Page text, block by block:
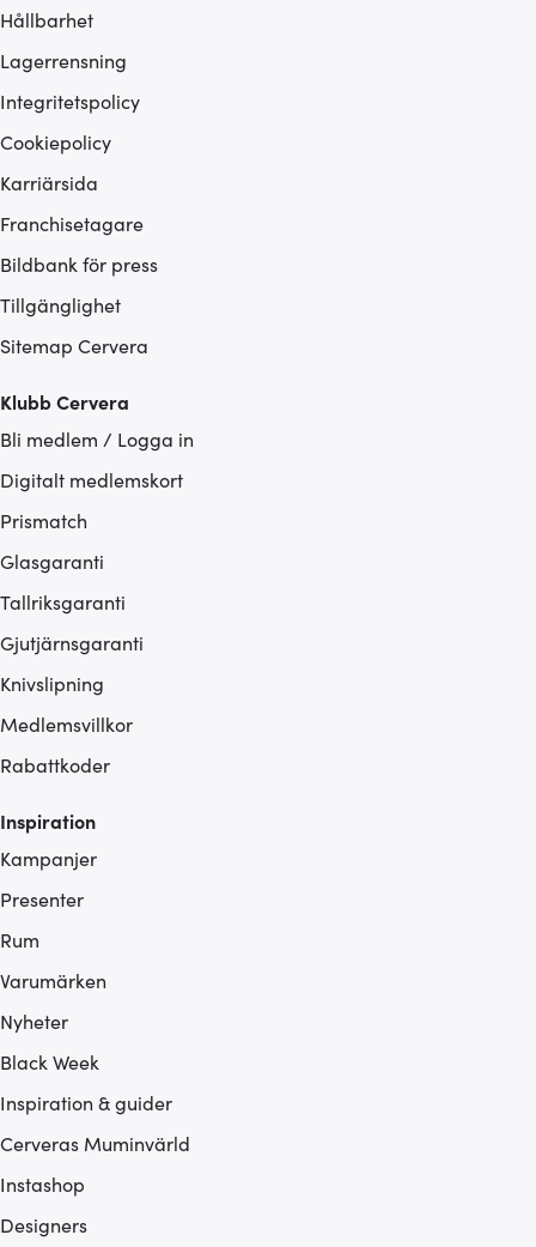
Hållbarhet
Lagerrensning
Integritetspolicy
Cookiepolicy
Karriärsida
Franchisetagare
Bildbank för press
Tillgänglighet
Sitemap Cervera
Klubb Cervera
Bli medlem / Logga in
Digitalt medlemskort
Prismatch
Glasgaranti
Tallriksgaranti
Gjutjärnsgaranti
Knivslipning
Medlemsvillkor
Rabattkoder
Inspiration
Kampanjer
Presenter
Rum
Varumärken
Nyheter
Black Week
Inspiration & guider
Cerveras Muminvärld
Instashop
Designers